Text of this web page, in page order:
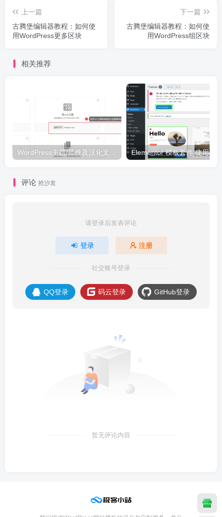
上一篇
古腾堡编辑器教程：如何使
用WordPress更多区块
下一篇
古腾堡编辑器教程：如何使
用WordPress组区块
相关推荐
评论 抢沙发
请登录后发表评论
登录 注册
社交账号登录
QQ登录 码云登录 GitHub登录
暂无评论内容